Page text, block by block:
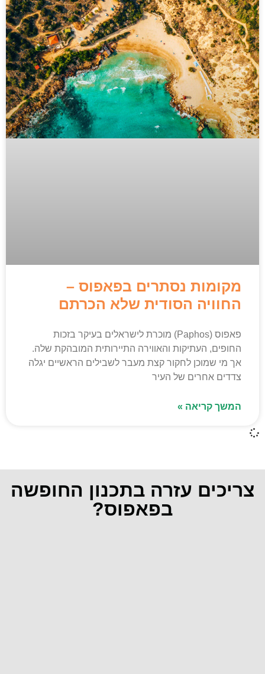
מקומות נסתרים בפאפוס –
החוויה הסודית שלא הכרתם
פאפוס (Paphos) מוכרת לישראלים בעיקר בזכות
החופים, העתיקות והאווירה התיירותית המובהקת שלה.
אך מי שמוכן לחקור קצת מעבר לשבילים הראשיים יגלה
צדדים אחרים של העיר
המשך קריאה »
צריכים עזרה בתכנון החופשה
בפאפוס?